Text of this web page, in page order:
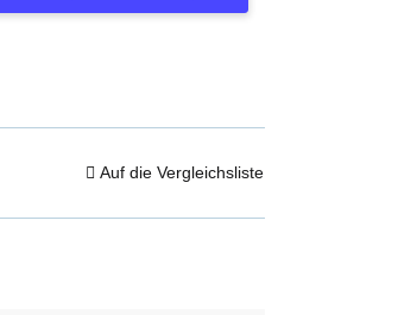
Auf die Vergleichsliste